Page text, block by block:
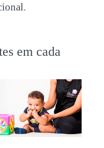
em cada